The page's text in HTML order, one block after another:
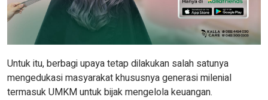
Untuk itu, berbagi upaya tetap dilakukan salah satunya
mengedukasi masyarakat khususnya generasi milenial
termasuk UMKM untuk bijak mengelola keuangan.